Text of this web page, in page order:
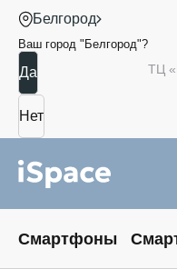
Белгород
Ваш город " Белгород"?
ТЦ
Смартфоны